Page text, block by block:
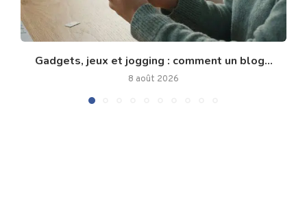
Gadgets, jeux et jogging : comment un blog...
8 août 2026